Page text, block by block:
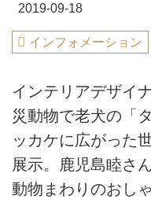
2019-09-18
インフォメーション
インテリアデザイ
災動物で老犬の「
ッカケに広がった
展示。鹿児島睦さ
動物まわりのおし